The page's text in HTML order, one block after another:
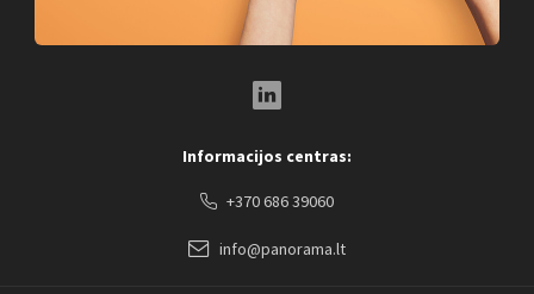
Informacijos centras:
+370 686 39060
info@panorama.lt